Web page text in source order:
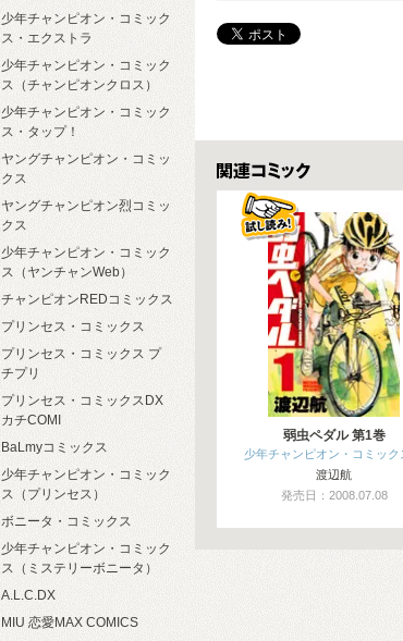
関連コミックス
弱虫ペダル 第1巻
少年チャンピオン・コミック
渡辺航
発売日：2008.07.08
少年チャンピオン・コミック
ス・エクストラ
少年チャンピオン・コミック
ス（チャンピオンクロス）
少年チャンピオン・コミック
ス・タップ！
ヤングチャンピオン・コミッ
クス
ヤングチャンピオン烈コミッ
クス
少年チャンピオン・コミック
ス（ヤンチャンWeb）
チャンピオンREDコミックス
プリンセス・コミックス
プリンセス・コミックス プ
チプリ
プリンセス・コミックスDX
カチCOMI
BaLmyコミックス
少年チャンピオン・コミック
ス（プリンセス）
ボニータ・コミックス
少年チャンピオン・コミック
ス（ミステリーボニータ）
A.L.C.DX
MIU 恋愛MAX COMICS